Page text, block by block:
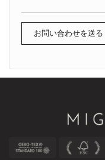
お問い合わせを送る